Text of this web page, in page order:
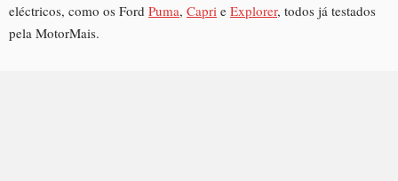
eléctricos, como os Ford Puma, Capri e Explorer, todos já testados
pela MotorMais.